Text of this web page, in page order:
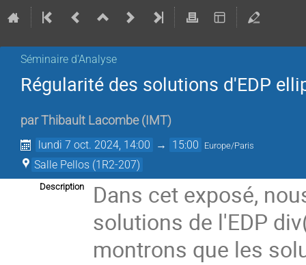
Séminaire d'Analyse
Régularité des solutions d'EDP
parThibault Lacombe ( IMT)
lundi 7 oct. 2024, 14:00 → 15:00 Europe/Paris
Salle Pellos (1R2-207)
Description
Dans cet exposé,
solutions de l'EDP
montrons que les